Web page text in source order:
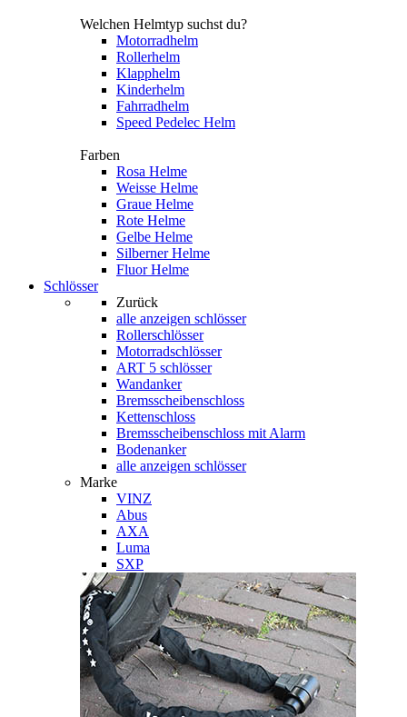
Welchen Helmtyp suchst du?
Motorradhelm
Rollerhelm
Klapphelm
Kinderhelm
Fahrradhelm
Speed Pedelec Helm
Farben
Rosa Helme
Weisse Helme
Graue Helme
Rote Helme
Gelbe Helme
Silberner Helme
Fluor Helme
Schlösser
Zurück
alle anzeigen schlösser
Rollerschlösser
Motorradschlösser
ART 5 schlösser
Wandanker
Bremsscheibenschloss
Kettenschloss
Bremsscheibenschloss mit Alarm
Bodenanker
alle anzeigen schlösser
Marke
VINZ
Abus
AXA
Luma
SXP